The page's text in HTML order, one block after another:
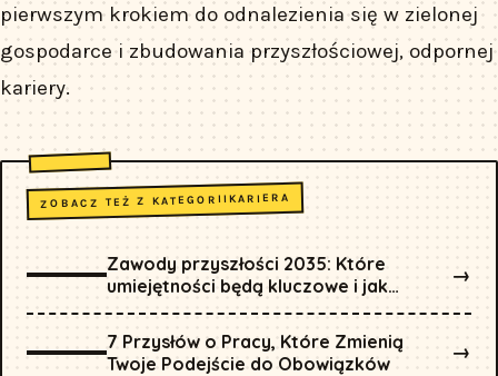
pierwszym krokiem do odnalezienia się w zielonej
gospodarce i zbudowania przyszłościowej, odpornej
kariery.
ZOBACZ TEŻ Z KATEGORIIKARIERA
Zawody przyszłości 2035: Które
umiejętności będą kluczowe i jak
zacząć się na nie przekwalifikować już
dziś?
→
7 Przysłów o Pracy, Które Zmienią
Twoje Podejście do Obowiązków
→